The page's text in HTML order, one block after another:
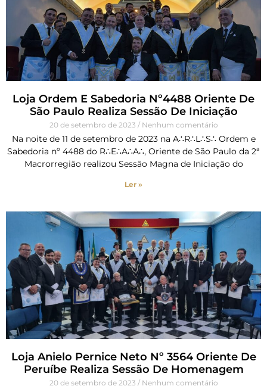
Loja Ordem E Sabedoria Nº4488 Oriente De
São Paulo Realiza Sessão De Iniciação
20 de setembro de 2023 Nenhum comentário
Na noite de 11 de setembro de 2023 na A∴R∴L∴S∴ Ordem e
Sabedoria nº 4488 do R∴E∴A∴A∴, Oriente de São Paulo da 2ª
Macrorregião realizou Sessão Magna de Iniciação do
Ler »
Loja Anielo Pernice Neto Nº 3564 Oriente De
Peruíbe Realiza Sessão De Homenagem
20 de setembro de 2023 Nenhum comentário